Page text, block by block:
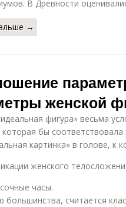
В Древности
→
женской
фигура» весьма
бы соответствовала
картинка» в голове, к
женского
часы.
большинства, считается